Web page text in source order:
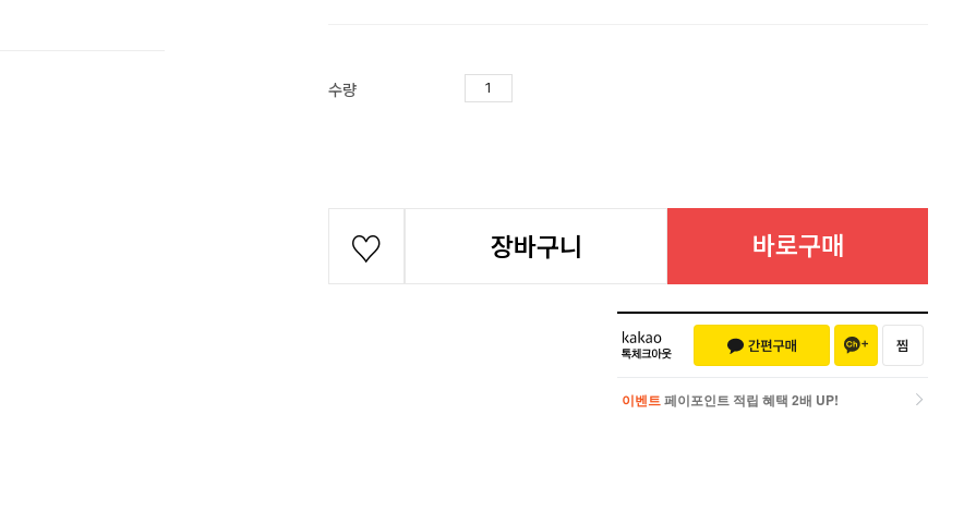
수량
장바구니 바로구매
이벤트 페이포인트 적립 혜택 2배 UP!